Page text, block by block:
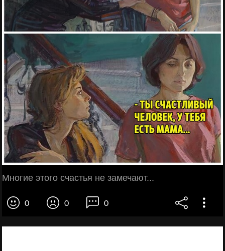
Многие этого счастья не замечают...
0 0 0